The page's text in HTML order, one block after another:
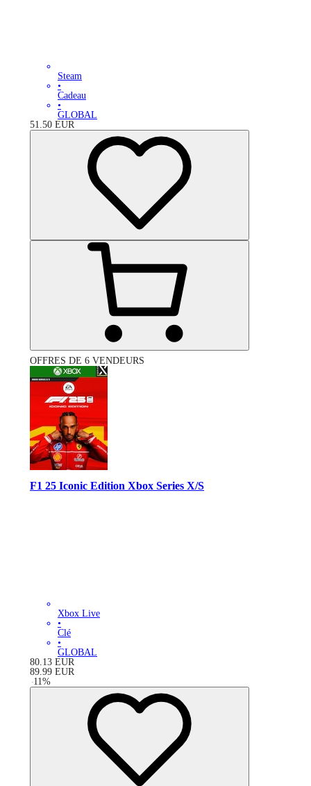
Steam
•
Cadeau
•
GLOBAL
51.50 EUR
OFFRES DE 6 VENDEURS
F1 25 Iconic Edition Xbox Series X/S
Xbox Live
•
Clé
•
GLOBAL
80.13 EUR
89.99 EUR
-11 %